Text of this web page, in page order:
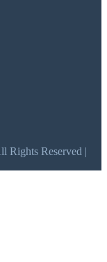
Rights Reserved |